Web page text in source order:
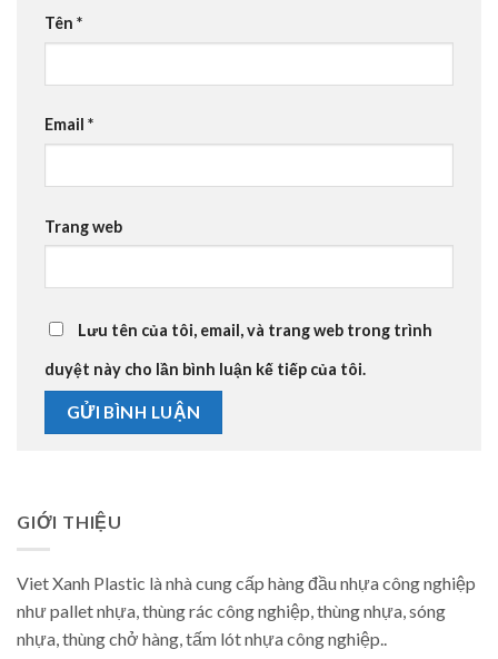
Tên *
Email *
Trang web
Lưu tên của tôi, email, và trang web trong trình
duyệt này cho lần bình luận kế tiếp của tôi.
GIỚI THIỆU
Viet Xanh Plastic là nhà cung cấp hàng đầu nhựa công nghiệp
như pallet nhựa, thùng rác công nghiệp, thùng nhựa, sóng
nhựa, thùng chở hàng, tấm lót nhựa công nghiệp..